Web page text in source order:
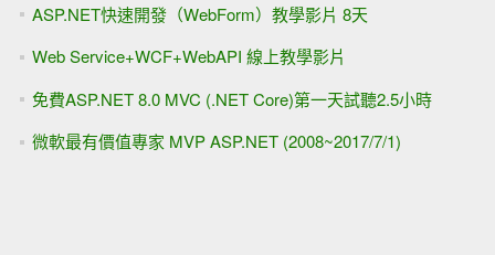
ASP.NET快速開發（WebForm）教學影片 8天
Web Service+WCF+WebAPI 線上教學影片
免費ASP.NET 8.0 MVC (.NET Core)第一天試聽2.5小時
微軟最有價值專家 MVP ASP.NET (2008~2017/7/1)